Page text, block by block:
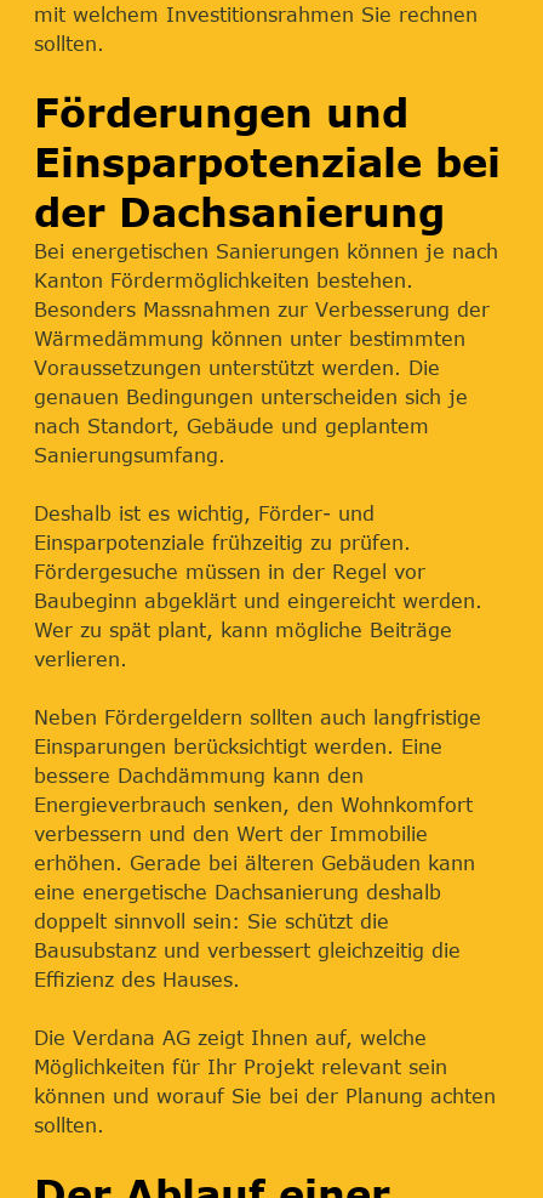
mit welchem Investitionsrahmen Sie rechnen
sollten.
Förderungen und
Einsparpotenziale bei
der Dachsanierung
Bei energetischen Sanierungen können je nach
Kanton Fördermöglichkeiten bestehen.
Besonders Massnahmen zur Verbesserung der
Wärmedämmung können unter bestimmten
Voraussetzungen unterstützt werden. Die
genauen Bedingungen unterscheiden sich je
nach Standort, Gebäude und geplantem
Sanierungsumfang.
Deshalb ist es wichtig, Förder- und
Einsparpotenziale frühzeitig zu prüfen.
Fördergesuche müssen in der Regel vor
Baubeginn abgeklärt und eingereicht werden.
Wer zu spät plant, kann mögliche Beiträge
verlieren.
Neben Fördergeldern sollten auch langfristige
Einsparungen berücksichtigt werden. Eine
bessere Dachdämmung kann den
Energieverbrauch senken, den Wohnkomfort
verbessern und den Wert der Immobilie
erhöhen. Gerade bei älteren Gebäuden kann
eine energetische Dachsanierung deshalb
doppelt sinnvoll sein: Sie schützt die
Bausubstanz und verbessert gleichzeitig die
Effizienz des Hauses.
Die Verdana AG zeigt Ihnen auf, welche
Möglichkeiten für Ihr Projekt relevant sein
können und worauf Sie bei der Planung achten
sollten.